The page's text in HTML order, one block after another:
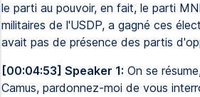
le parti au pouvoir, en fait, le parti
militaires de l'USDP, a gagné ces
avait pas de présence des partis
[00:04:53] Speaker 1: On se
Camus, pardonnez-moi de vous